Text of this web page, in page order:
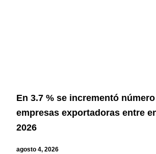
En 3.7 % se incrementó
empresas exportadoras entre
2026
agosto 4, 2026